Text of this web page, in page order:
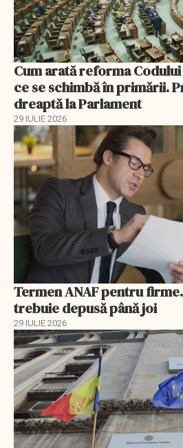
Cum arată reforma
ce se schimbă în primării.
dreaptă la Parlament
29 IULIE 2026
Termen ANAF pentru
trebuie depusă până joi
29 IULIE 2026